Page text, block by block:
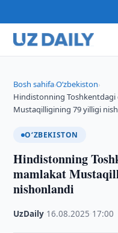
Bosh sahifa›O‘zbekiston›
Hindistonning
Mustaqilligining 79 yilligi
O‘ZBEKISTON
Hindistonning
mamlakat
nishonlandi
UzDaily 16.08.2025 17:00